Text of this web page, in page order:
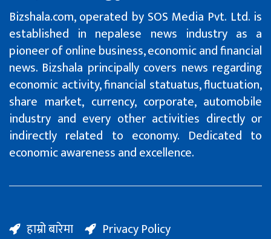
Bizshala.com, operated by SOS Media Pvt. Ltd. is
established in nepalese news industry as a
pioneer of online business, economic and financial
news. Bizshala principally covers news regarding
economic activity, financial statuatus, fluctuation,
share market, currency, corporate, automobile
industry and every other activities directly or
indirectly related to economy. Dedicated to
economic awareness and excellence.
हाम्रो बारेमा
Privacy Policy